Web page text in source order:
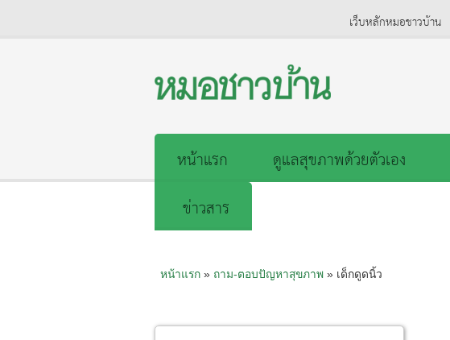
เว็บหลักหมอชาวบ้าน
หน้าแรก ดูแลสุขภาพด้วยตัวเอง
ข่าวสาร
หน้าแรก» ถาม-ตอบปัญหาสุขภาพ» เด็กดูดนิ้ว